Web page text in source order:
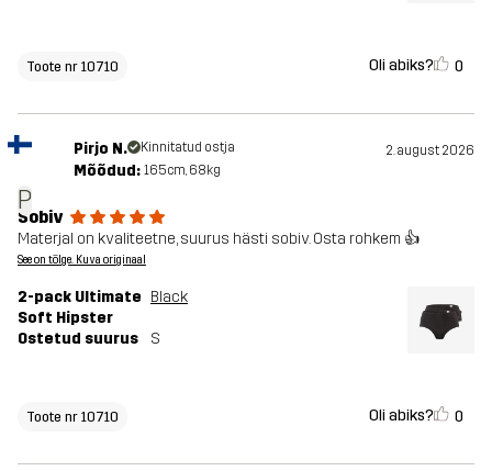
Toote nr 10710 Oli abiks? 0
P
Pirjo N. Kinnitatud ostja 2. august 2026
Mõõdud: 165cm, 68kg
Sobiv
Materjal on kvaliteetne, suurus hästi sobiv. Osta rohkem 👍
See on tõlge. Kuva originaal
2-pack Ultimate
Soft Hipster
Black
Ostetud suurus S
Toote nr 10710 Oli abiks? 0